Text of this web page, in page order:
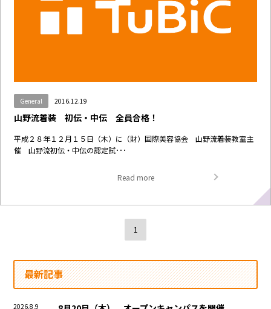
General 2016.12.19
山野流着装 初伝・中伝 全員合格！
平成２８年１２月１５日（木）に（財）国際美容協会 山野流着装教室主
催 山野流初伝・中伝の認定試･･･
Read more
1
最新記事
2026.8.9